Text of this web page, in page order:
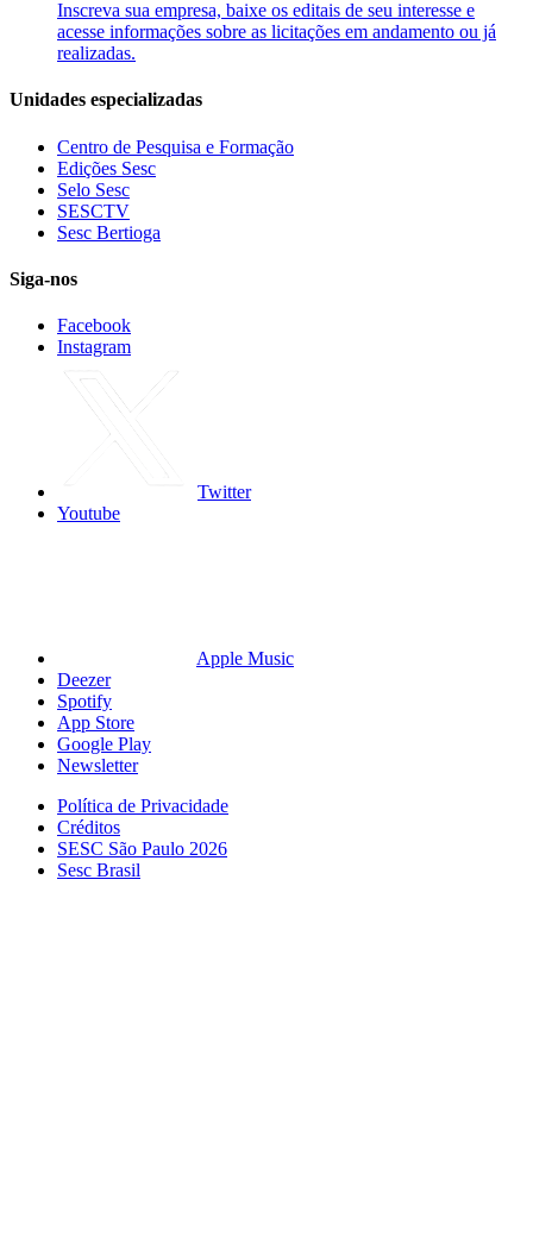
Inscreva sua empresa, baixe os editais de seu interesse e
acesse informações sobre as licitações em andamento ou já
realizadas.
Unidades especializadas
Centro de Pesquisa e Formação
Edições Sesc
Selo Sesc
SESCTV
Sesc Bertioga
Siga-nos
Facebook
Instagram
Twitter
Youtube
Apple Music
Deezer
Spotify
App Store
Google Play
Newsletter
Política de Privacidade
Créditos
SESC São Paulo 2026
Sesc Brasil